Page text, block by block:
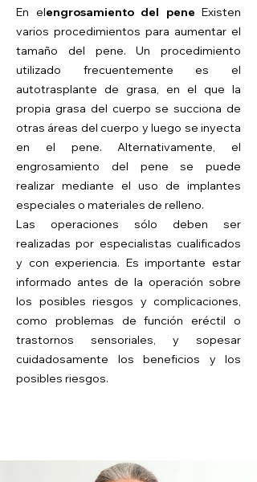
En elengrosamiento del pene Existen
varios procedimientos para aumentar el
tamaño del pene. Un procedimiento
utilizado frecuentemente es el
autotrasplante de grasa, en el que la
propia grasa del cuerpo se succiona de
otras áreas del cuerpo y luego se inyecta
en el pene. Alternativamente, el
engrosamiento del pene se puede
realizar mediante el uso de implantes
especiales o materiales de relleno.
Las operaciones sólo deben ser
realizadas por especialistas cualificados
y con experiencia. Es importante estar
informado antes de la operación sobre
los posibles riesgos y complicaciones,
como problemas de función eréctil o
trastornos sensoriales, y sopesar
cuidadosamente los beneficios y los
posibles riesgos.